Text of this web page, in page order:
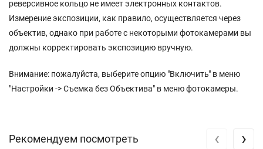
реверсивное кольцо не имеет электронных контактов.
Измерение экспозиции, как правило, осуществляется через
объектив, однако при работе с некоторыми фотокамерами вы
должны корректировать экспозицию вручную.
Внимание: пожалуйста, выберите опцию "Включить" в меню
"Настройки -> Съемка без Объектива" в меню фотокамеры.
Рекомендуем посмотреть ‹ ›